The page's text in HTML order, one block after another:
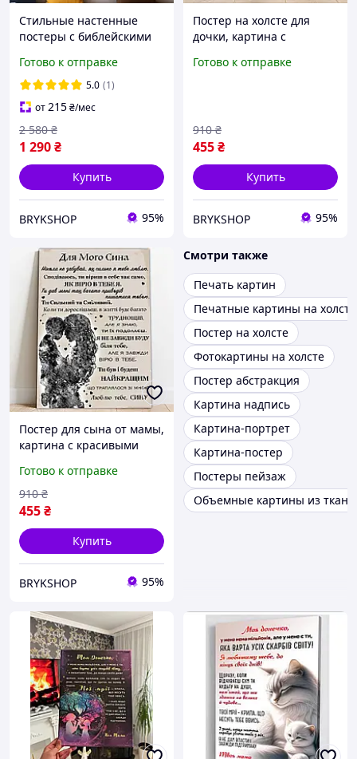
Стильные настенные
постеры с библейскими
Надежда, Любовь»,
модульная картина для
декора интерьера
Готово к отправке
5.0 (1)
от215₴/мес
1 290₴
2 580 ₴
Купить
BRYKSHOP 95%
Постер на холсте для
дочки, картина с
детские подарочные
Готово к отправке
455₴
910 ₴
Купить
BRYKSHOP 95%
Постер для сына от мамы,
картина с красивыми
холсте с принтом
Готово к отправке
455₴
910 ₴
Купить
BRYKSHOP 95%
Смотри также
Печать картин
Печатные картины на холсте
Постер на холсте
Фотокартины на холсте
Постер абстракция
Картина надпись
Картина-портрет
Картина-постер
Постеры пейзаж
Объемные картины из ткани